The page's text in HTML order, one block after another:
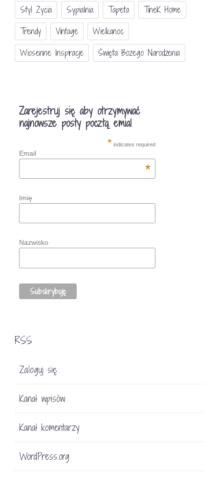
Styl Życia
Sypialnia Tapeta
TineK Home
Trendy
Vintage
Wielkanoc
Wiosenne Inspiracje
Święta Bożego Narodzenia
Zarejestruj się aby otrzymywać
najnowsze posty pocztą emial
* indicates required
Email
*
Imię
Nazwisko
RSS
Zaloguj się
Kanał wpisów
Kanał komentarzy
WordPress.org